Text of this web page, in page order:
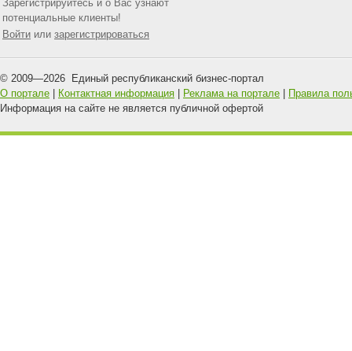
Зарегистрируйтесь и о Вас узнают
потенциальные клиенты!
Войти или зарегистрироваться
© 2009—2026 Единый республиканский бизнес-портал
О портале
Контактная информация Реклама на портале
Правила
Информация на сайте не является публичной офертой